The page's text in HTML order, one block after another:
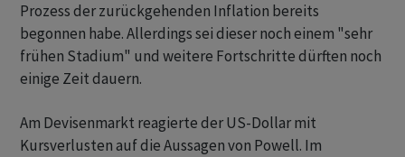
Prozess der zurückgehenden Inflation bereits
begonnen habe. Allerdings sei dieser noch einem "sehr
frühen Stadium" und weitere Fortschritte dürften noch
einige Zeit dauern.
Am Devisenmarkt reagierte der US-Dollar mit
Kursverlusten auf die Aussagen von Powell. Im